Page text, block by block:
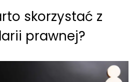
skorzystać z
prawnej?